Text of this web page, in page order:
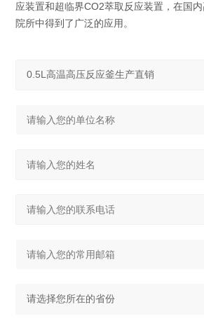
应装置和超临界CO2萃取反应装置，在国
院所中得到了广泛的应用。